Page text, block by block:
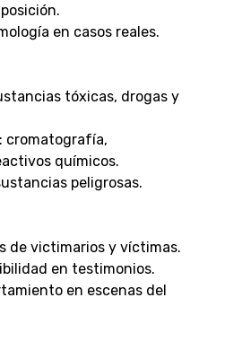
en casos reales.
tóxicas, drogas y
cromatografía,
químicos.
peligrosas.
de victimarios y víctimas.
en testimonios.
en escenas del